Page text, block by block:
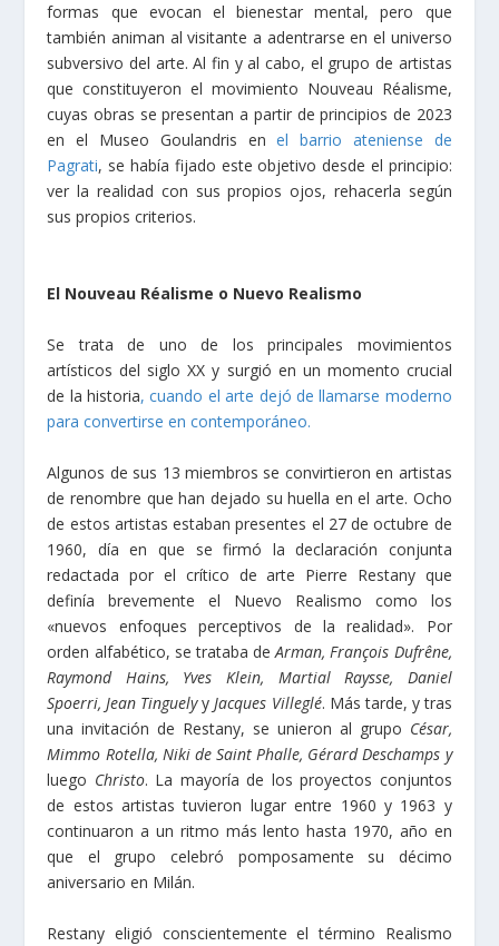
formas que evocan el bienestar mental, pero que
también animan al visitante a adentrarse en el universo
subversivo del arte. Al fin y al cabo, el grupo de artistas
que constituyeron el movimiento Nouveau Réalisme,
cuyas obras se presentan a partir de principios de 2023
en el Museo Goulandris enel barrio ateniense de
Pagrati, se había fijado este objetivo desde el principio:
ver la realidad con sus propios ojos, rehacerla según
sus propios criterios.
El Nouveau Réalisme o Nuevo Realismo
Se trata de uno de los principales movimientos
artísticos del siglo XX y surgió en un momento crucial
de la historia, cuando el arte dejó de llamarse moderno
para convertirse en contemporáneo.
Algunos de sus 13 miembros se convirtieron en artistas
de renombre que han dejado su huella en el arte. Ocho
de estos artistas estaban presentes el 27 de octubre de
1960, día en que se firmó la declaración conjunta
redactada por el crítico de arte Pierre Restany que
definía brevemente el Nuevo Realismo como los
«nuevos enfoques perceptivos de la realidad». Por
orden alfabético, se trataba deArman, François Dufrêne,
Raymond Hains, Yves Klein, Martial Raysse, Daniel
Spoerri, Jean Tinguelyy Jacques Villeglé. Más tarde, y tras
una invitación de Restany, se unieron al grupo César,
Mimmo Rotella, Niki de Saint Phalle, Gérard Deschamps y
luego Christo. La mayoría de los proyectos conjuntos
de estos artistas tuvieron lugar entre 1960 y 1963 y
continuaron a un ritmo más lento hasta 1970, año en
que el grupo celebró pomposamente su décimo
aniversario en Milán.
Restany eligió conscientemente el término Realismo